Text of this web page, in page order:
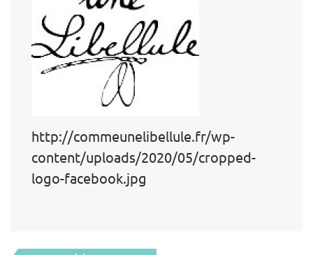
http://commeunelibellule.fr/wp-
content/uploads/2020/05/cropped-
logo-facebook.jpg
Navigation